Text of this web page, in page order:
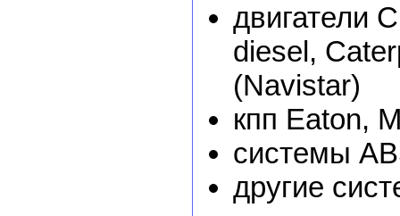
двигатели
diesel,
(Navistar)
кпп Eaton,
системы
другие